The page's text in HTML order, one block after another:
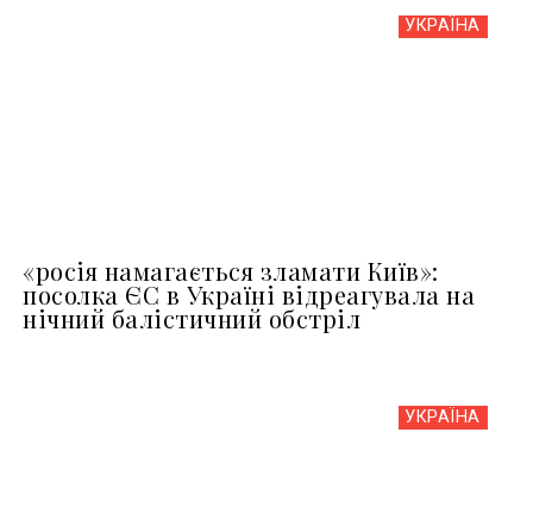
УКРАЇНА
«росія намагається зламати Київ»:
посолка ЄС в Україні відреагувала на
нічний балістичний обстріл
УКРАЇНА